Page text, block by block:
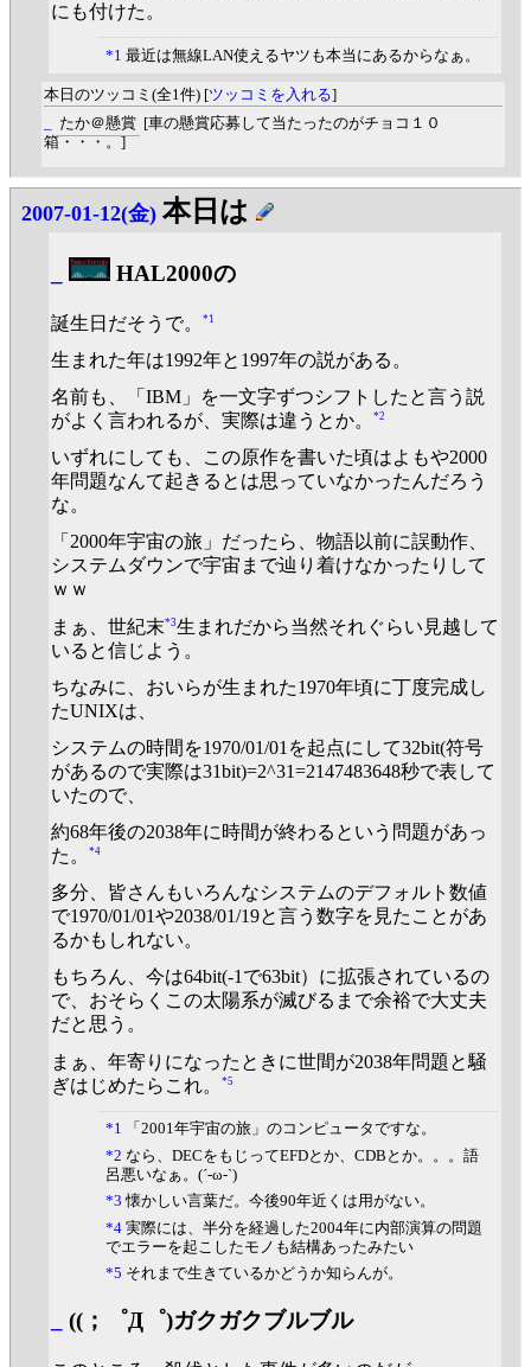
にも付けた。
*1 最近は無線LAN使えるヤツも本当にあるからなぁ。
本日のツッコミ(全1件) [ツッコミを入れる]
たか＠懸賞 [車の懸賞応募して当たったのがチョコ１０
箱・・・。]
2007-01-12(金) 本日は
HAL2000の
誕生日だそうで。 *1
生まれた年は1992年と1997年の説がある。
名前も、「IBM」を一文字ずつシフトしたと言う説
がよく言われるが、実際は違うとか。
*2
いずれにしても、この原作を書いた頃はよもや2000
年問題なんて起きるとは思っていなかったんだろう
な。
「2000年宇宙の旅」だったら、物語以前に誤動作、
システムダウンで宇宙まで辿り着けなかったりして
ｗｗ
まぁ、世紀末*3生まれだから当然それぐらい見越して
いると信じよう。
ちなみに、おいらが生まれた1970年頃に丁度完成し
たUNIXは、
システムの時間を1970/01/01を起点にして32bit(符号
があるので実際は31bit)=2^31=2147483648秒で表して
いたので、
約68年後の2038年に時間が終わるという問題があっ
た。
*4
多分、皆さんもいろんなシステムのデフォルト数値
で1970/01/01や2038/01/19と言う数字を見たことがあ
るかもしれない。
もちろん、今は64bit(-1で63bit）に拡張されているの
で、おそらくこの太陽系が滅びるまで余裕で大丈夫
だと思う。
まぁ、年寄りになったときに世間が2038年問題と騒
ぎはじめたらこれ。
*5
*1 「2001年宇宙の旅」のコンピュータですな。
*2 なら、DECをもじってEFDとか、CDBとか。。。語
呂悪いなぁ。(´-ω-`)
*3 懐かしい言葉だ。今後90年近くは用がない。
*4実際には、半分を経過した2004年に内部演算の問題
でエラーを起こしたモノも結構あったみたい
*5 それまで生きているかどうか知らんが。
((；゜Д゜)ガクガクブルブル